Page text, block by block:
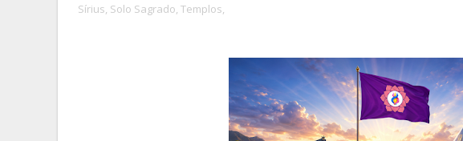
Sírius, Solo Sagrado, Templos,